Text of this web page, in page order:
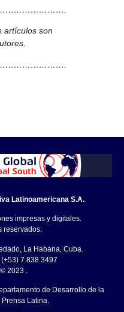
artículos son
Latinoamericana S.A.
impresas y digitales.
reservados.
La Habana, Cuba.
7 838 3497
2023 .
de Desarrollo de la
Latina.